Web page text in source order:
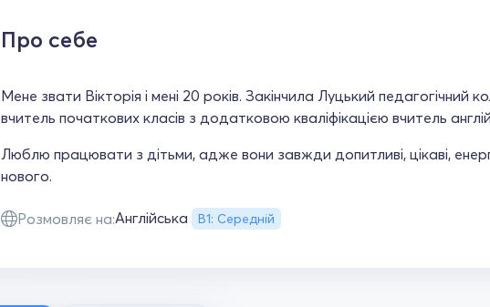
Про себе
Мене звати Вікторія і мені 20 років. Закінчила Луцький педагогічний
вчитель початкових класів з додатковою кваліфікацією вчитель
Люблю працювати з дітьми, адже вони завжди допитливі, цікаві,
нового.
Розмовляє на:Англійська В1: Середній